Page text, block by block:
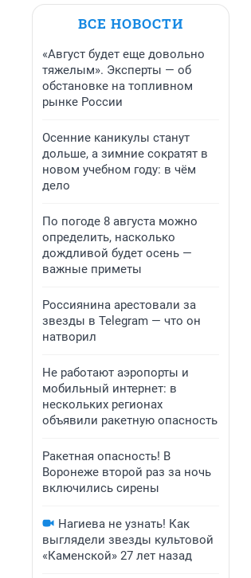
ВСЕ НОВОСТИ
«Август будет еще довольно
тяжелым». Эксперты — об
обстановке на топливном
рынке России
Осенние каникулы станут
дольше, а зимние сократят в
новом учебном году: в чём
дело
По погоде 8 августа можно
определить, насколько
дождливой будет осень —
важные приметы
Россиянина арестовали за
звезды в Telegram — что он
натворил
Не работают аэропорты и
мобильный интернет: в
нескольких регионах
объявили ракетную опасность
Ракетная опасность! В
Воронеже второй раз за ночь
включились сирены
Нагиева не узнать! Как
выглядели звезды культовой
«Каменской» 27 лет назад